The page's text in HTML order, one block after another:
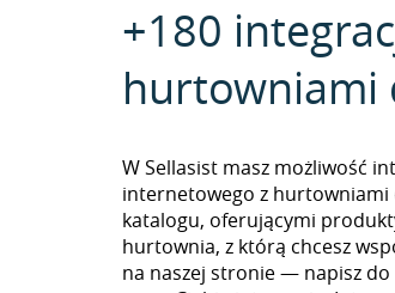
+180
hurtowniami
W Sellasist masz możliwość
internetowego z hurtowniami
katalogu, oferującymi
hurtownia, z którą chcesz
na naszej stronie — napisz